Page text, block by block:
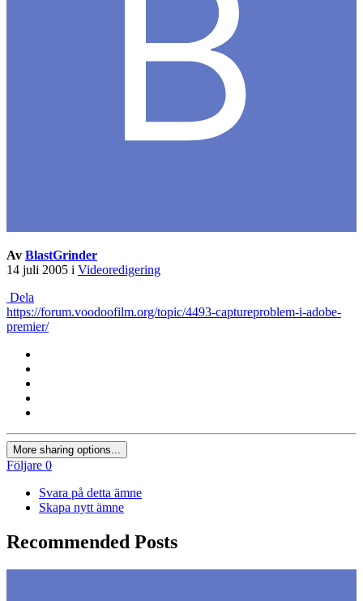
Av BlastGrinder
14 juli 2005 i Videoredigering
Dela
https://forum.voodoofilm.org/topic/4493-captureproblem-i-adobe-
premier/
More sharing options...
Följare 0
Svara på detta ämne
Skapa nytt ämne
Recommended Posts